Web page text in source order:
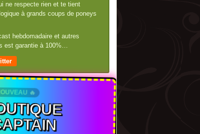
ne respecte rien et te tient
à grands coups de poneys
hebdomadaire et autres
est garantie à 100%…
🔥